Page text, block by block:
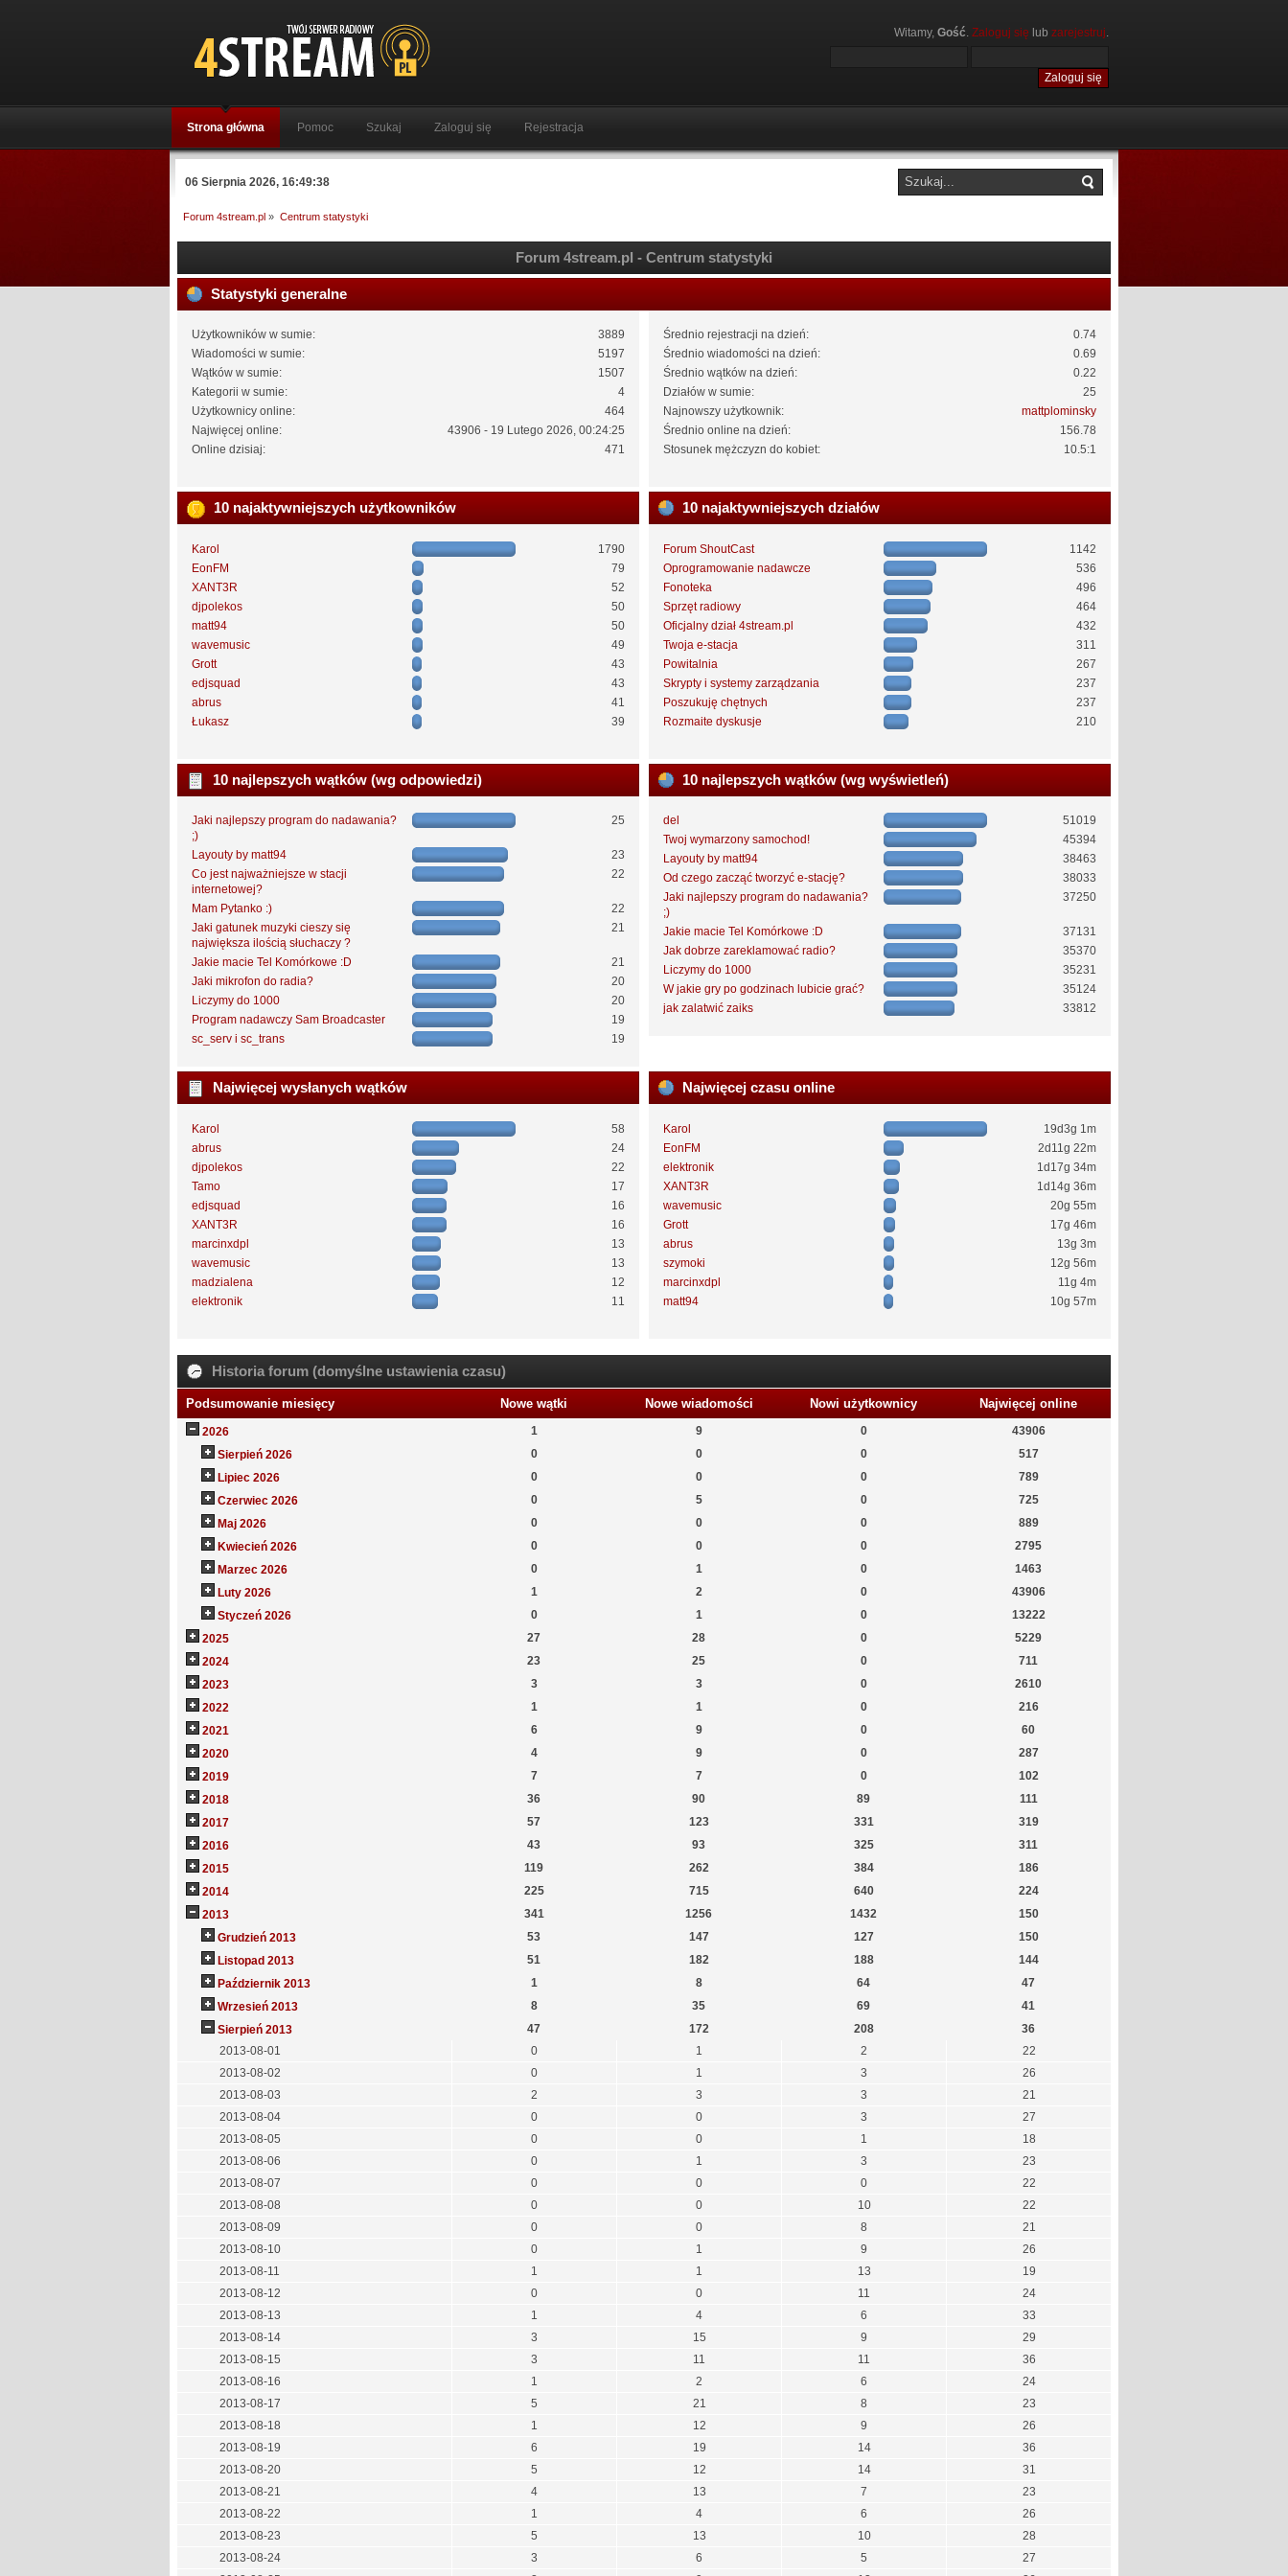
Witamy, Gość. Zaloguj się lub zarejestruj.
Strona główna Pomoc Szukaj Zaloguj się Rejestracja
06 Sierpnia 2026, 16:49:38
Forum 4stream.pl » Centrum statystyki
Forum 4stream.pl - Centrum statystyki
Statystyki generalne
Użytkowników w sumie:
3889
Wiadomości w sumie:
5197
Wątków w sumie:
1507
Kategorii w sumie:
4
Użytkownicy online:
464
Najwięcej online:
43906 - 19 Lutego 2026, 00:24:25
Online dzisiaj:
471
Średnio rejestracji na dzień:
0.74
Średnio wiadomości na dzień:
0.69
Średnio wątków na dzień:
0.22
Działów w sumie:
25
Najnowszy użytkownik:
mattplominsky
Średnio online na dzień:
156.78
Stosunek mężczyzn do kobiet:
10.5:1
10 najaktywniejszych użytkowników
Karol
1790
EonFM
79
XANT3R
52
djpolekos
50
matt94
50
wavemusic
49
Grott
43
edjsquad
43
abrus
41
Łukasz
39
10 najaktywniejszych działów
Forum ShoutCast
1142
Oprogramowanie nadawcze
536
Fonoteka
496
Sprzęt radiowy
464
Oficjalny dział 4stream.pl
432
Twoja e-stacja
311
Powitalnia
267
Skrypty i systemy zarządzania
237
Poszukuję chętnych
237
Rozmaite dyskusje
210
10 najlepszych wątków (wg odpowiedzi)
Jaki najlepszy program do nadawania?
;)
25
Layouty by matt94
23
Co jest najważniejsze w stacji
internetowej?
22
Mam Pytanko :)
22
Jaki gatunek muzyki cieszy się
największa ilością słuchaczy ?
21
Jakie macie Tel Komórkowe :D
21
Jaki mikrofon do radia?
20
Liczymy do 1000
20
Program nadawczy Sam Broadcaster
19
sc_serv i sc_trans
19
10 najlepszych wątków (wg wyświetleń)
del
51019
Twoj wymarzony samochod!
45394
Layouty by matt94
38463
Od czego zacząć tworzyć e-stację?
38033
Jaki najlepszy program do nadawania?
;)
37250
Jakie macie Tel Komórkowe :D
37131
Jak dobrze zareklamować radio?
35370
Liczymy do 1000
35231
W jakie gry po godzinach lubicie grać?
35124
jak zalatwić zaiks
33812
Najwięcej wysłanych wątków
Karol
58
abrus
24
djpolekos
22
Tamo
17
edjsquad
16
XANT3R
16
marcinxdpl
13
wavemusic
13
madzialena
12
elektronik
11
Najwięcej czasu online
Karol
19d3g 1m
EonFM
2d11g 22m
elektronik
1d17g 34m
XANT3R
1d14g 36m
wavemusic
20g 55m
Grott
17g 46m
abrus
13g 3m
szymoki
12g 56m
marcinxdpl
11g 4m
matt94
10g 57m
Historia forum (domyślne ustawienia czasu)
Podsumowanie miesięcy Nowe wątki Nowe wiadomości Nowi użytkownicy Najwięcej online
2026 1 9 0
43906
Sierpień 2026
0 0 0
517
Lipiec 2026
0 0 0
789
Czerwiec 2026
0 5 0
725
Maj 2026
0 0 0
889
Kwiecień 2026
0 0 0
2795
Marzec 2026
0 1 0
1463
Luty 2026
1 2 0
43906
Styczeń 2026
0 1 0
13222
2025
27 28 0
5229
2024
23 25 0
711
2023
3 3 0
2610
2022
1 1 0
216
2021
6 9 0
60
2020
4 9 0
287
2019
7 7 0
102
2018
36 90 89
111
2017
57 123 331
319
2016
43 93 325
311
2015
119 262 384
186
2014
225 715 640
224
2013
341 1256 1432
150
Grudzień 2013
53 147 127
150
Listopad 2013
51 182 188
144
Październik 2013
1 8 64
47
Wrzesień 2013
8 35 69
41
Sierpień 2013
47 172 208
36
2013-08-01
0 1 2
22
2013-08-02
0 1 3
26
2013-08-03
2 3 3
21
2013-08-04
0 0 3
27
2013-08-05
0 0 1
18
2013-08-06
0 1 3
23
2013-08-07
0 0 0
22
2013-08-08
0 0 10
22
2013-08-09
0 0 8
21
2013-08-10
0 1 9
26
2013-08-11
1 1 13
19
2013-08-12
0 0 11
24
2013-08-13
1 4 6
33
2013-08-14
3 15 9
29
2013-08-15
3 11 11
36
2013-08-16
1 2 6
24
2013-08-17
5 21 8
23
2013-08-18
1 12 9
26
2013-08-19
6 19 14
36
2013-08-20
5 12 14
31
2013-08-21
4 13 7
23
2013-08-22
1 4 6
26
2013-08-23
5 13 10
28
2013-08-24
3 6 5
27